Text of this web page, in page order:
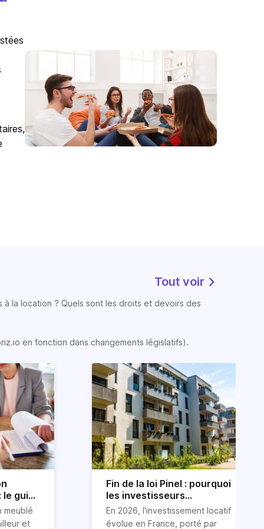
Tout voir
la location ? Quels sont les droits et devoirs des
en fonction dans changements législatifs).
guide
meublé
et
Fin de la loi Pinel : pourquoi
les investisseurs
immobiliers se tournent
vers le LLI en 2026
En 2026, l'investissement locatif
évolue en France, porté par